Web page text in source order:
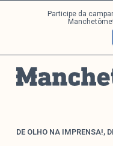
Participe da
a
p
DONI
Boletim M
DE OLHO NA IMPRENSA!,